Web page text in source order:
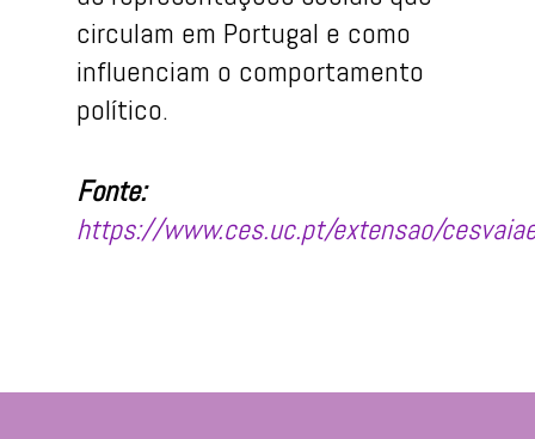
circulam em Portugal e como
influenciam o comportamento
político.
Fonte:
https://www.ces.uc.pt/extensao/